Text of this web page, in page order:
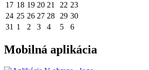
17 18 19 20 21 22 23
24 25 26 27 28 29 30
31 1 2 3 4 5 6
Mobilná aplikácia